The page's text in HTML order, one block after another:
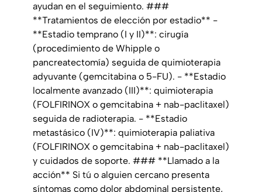
ayudan en el seguimiento. ###
**Tratamientos de elección por estadio** -
**Estadio temprano (I y II)**: cirugía
(procedimiento de Whipple o
pancreatectomía) seguida de quimioterapia
adyuvante (gemcitabina o 5-FU). - **Estadio
localmente avanzado (III)**: quimioterapia
(FOLFIRINOX o gemcitabina + nab-paclitaxel)
seguida de radioterapia. - **Estadio
metastásico (IV)**: quimioterapia paliativa
(FOLFIRINOX o gemcitabina + nab-paclitaxel)
y cuidados de soporte. ### **Llamado a la
acción** Si tú o alguien cercano presenta
síntomas como dolor abdominal persistente,